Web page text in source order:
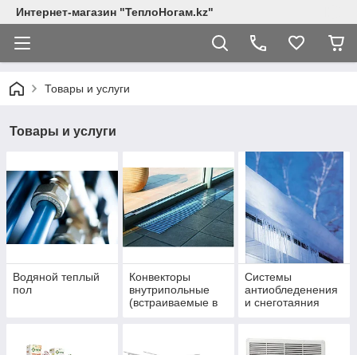
Интернет-магазин "ТеплоНогам.kz"
Товары и услуги
Товары и услуги
Водяной теплый
пол
Конвекторы
внутрипольные
(встраиваемые в
Системы
антиобледенения
и снеготаяния